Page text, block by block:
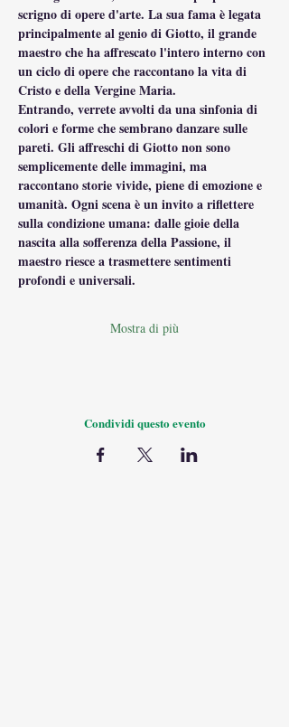
scrigno di opere d'arte. La sua fama è legata
principalmente al genio di Giotto, il grande
maestro che ha affrescato l'intero interno con
un ciclo di opere che raccontano la vita di
Cristo e della Vergine Maria.
Entrando, verrete avvolti da una sinfonia di
colori e forme che sembrano danzare sulle
pareti. Gli affreschi di Giotto non sono
semplicemente delle immagini, ma
raccontano storie vivide, piene di emozione e
umanità. Ogni scena è un invito a riflettere
sulla condizione umana: dalle gioie della
nascita alla sofferenza della Passione, il
maestro riesce a trasmettere sentimenti
profondi e universali.
Mostra di più
Condividi questo evento